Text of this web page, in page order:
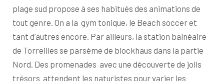
plage sud propose à ses habitués des animations de
tout genre. On a la gym tonique, le Beach soccer et
tant d’autres encore. Par ailleurs, la station balnéaire
de Torreilles se parsème de blockhaus dans la partie
Nord. Des promenades avec une découverte de jolis
trésors attendent les naturistes pour varier les